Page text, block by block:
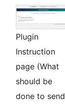
Plugin
Instruction
page (What
should be
done to send